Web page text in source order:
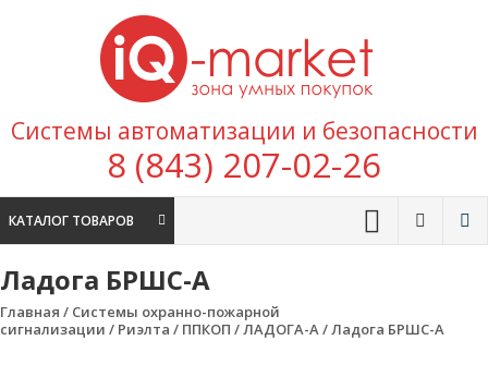
Перейти к содержимому
покупок
Системы автоматизации и безопасности
8 (843) 207-02-26
КАТАЛОГ ТОВАРОВ
Ладога БРШС-А
Главная / Системы охранно-пожарной
сигнализации / Риэлта / ППКОП /ЛАДОГА-А/ Ладога БРШС-А